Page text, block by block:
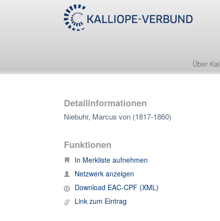
Über
Detailinformationen
Niebuhr, Marcus von (1817-1860)
Funktionen
In Merkliste aufnehmen
Netzwerk anzeigen
Download EAC-CPF (XML)
Link zum Eintrag